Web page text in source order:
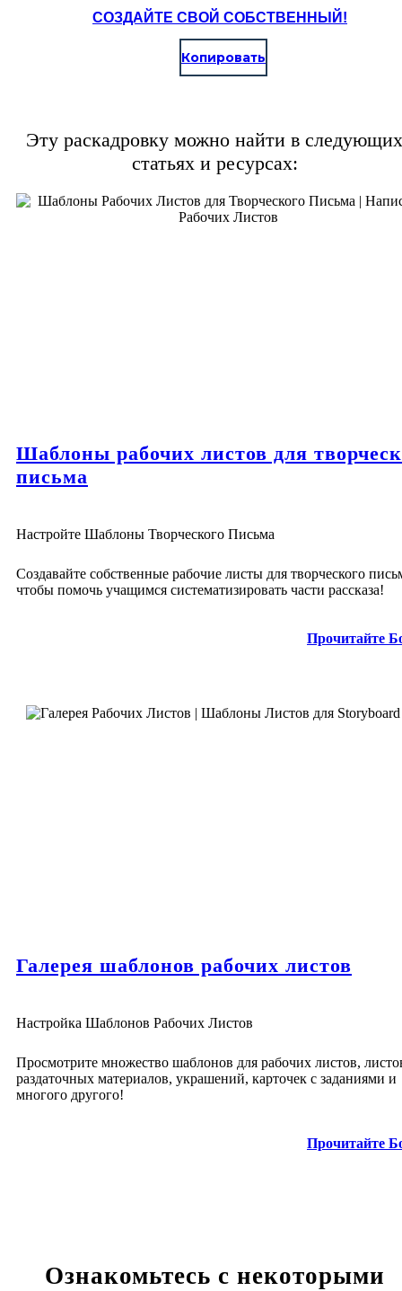
СОЗДАЙТЕ СВОЙ СОБСТВЕННЫЙ!
Копировать
Эту раскадровку можно найти в следующих
статьях и ресурсах:
Шаблоны рабочих листов для
письма
Настройте Шаблоны Творческого Письма
Создавайте собственные рабочие листы для творческого
чтобы помочь учащимся систематизировать части рассказа!
Прочитайте
Галерея шаблонов рабочих листов
Настройка Шаблонов Рабочих Листов
Просмотрите множество шаблонов для рабочих листов,
раздаточных материалов, украшений, карточек с заданиями и
многого другого!
Прочитайте
Ознакомьтесь с некоторыми